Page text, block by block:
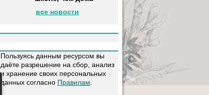
все новости
Пользуясь данным ресурсом вы
даёте разрешение на сбор, анализ
и хранение своих персональных
данных согласно Правилам